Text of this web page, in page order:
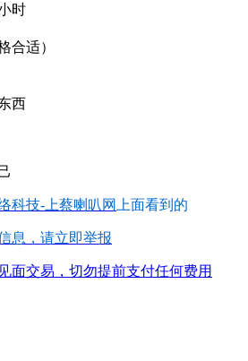
时
合适）
西
科技-上蔡喇叭网 上面看到的
息，请立即举报
面交易，切勿提前支付任何费用